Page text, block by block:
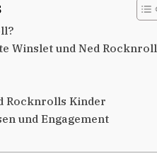
Winslet und Ned Rocknroll
Rocknrolls Kinder
und Engagement